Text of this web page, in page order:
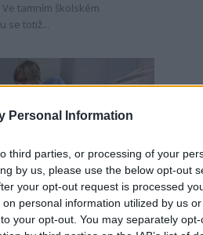
Personal Information
third parties, or processing of your
by us, please use the below opt-out
your opt-out request is processed
personal information utilized by us
your opt-out. You may separately
tamním školském
se totiž...
věznici se
kuchařem či